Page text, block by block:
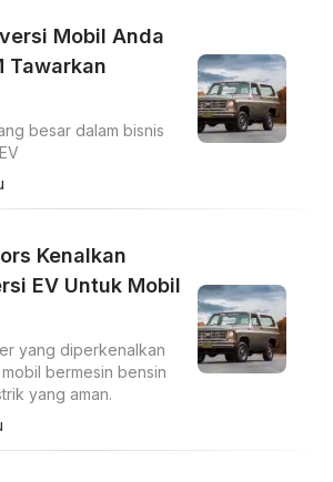
Mobil Anda
Tawarkan
besar dalam bisnis
Kenalkan
EV Untuk Mobil
yang diperkenalkan
bermesin bensin
yang aman.